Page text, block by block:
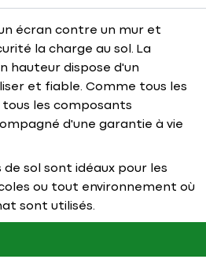
un écran contre un mur et
la charge au sol. La
hauteur dispose d'un
et fiable. Comme tous les
tous les composants
d'une garantie à vie
sol sont idéaux pour les
ou tout environnement où
sont utilisés.